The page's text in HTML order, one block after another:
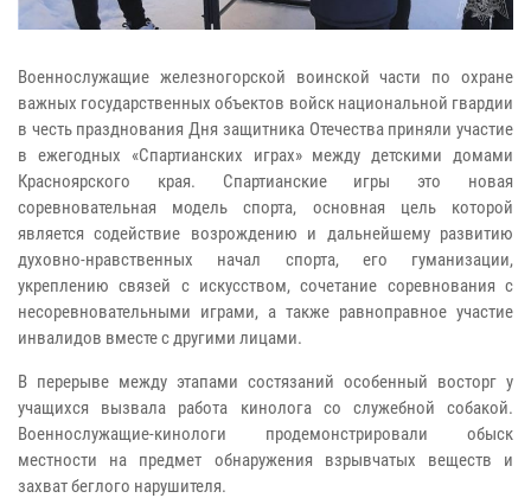
Военнослужащие железногорской воинской части по охране
важных государственных объектов войск национальной гвардии
в честь празднования Дня защитника Отечества приняли участие
в ежегодных «Спартианских играх» между детскими домами
Красноярского края. Спартианские игры это новая
соревновательная модель спорта, основная цель которой
является содействие возрождению и дальнейшему развитию
духовно-нравственных начал спорта, его гуманизации,
укреплению связей с искусством, сочетание соревнования с
несоревновательными играми, а также равноправное участие
инвалидов вместе с другими лицами.
В перерыве между этапами состязаний особенный восторг у
учащихся вызвала работа кинолога со служебной собакой.
Военнослужащие-кинологи продемонстрировали обыск
местности на предмет обнаружения взрывчатых веществ и
захват беглого нарушителя.